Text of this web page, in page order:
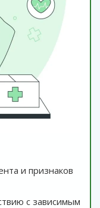
и признаков
с зависимым